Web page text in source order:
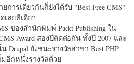
ยการเดียวกันก็ยังได้รับ "Best Free CMS"
เลยทีเดียว
ของสำนักพิมพ์ Packt Publishing ใน
CMS Award สองปีติดต่อกัน ทั้งปี 2007 และ
Drupal ยังชนะรางวัลสาขา Best PHP
พิ่มอีกหนึ่งรางวัลด้วย